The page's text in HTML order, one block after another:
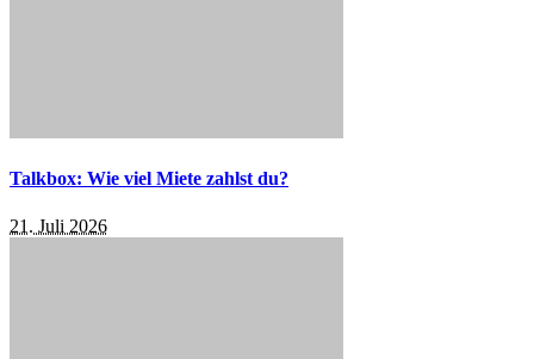
Talkbox: Wie viel Miete zahlst du?
21. Juli 2026